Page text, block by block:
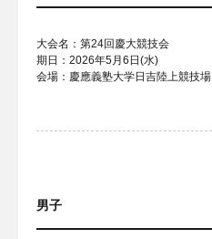
大会名：第24回慶大競技会
期日：2026年5月6日(水)
会場：慶應義塾大学日吉陸上競技場
男子